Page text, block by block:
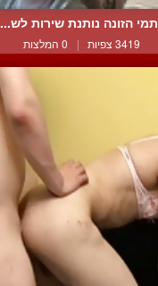
תמי הזונה נותנת שירות לש...
3419 צפיות | 0 המלצות